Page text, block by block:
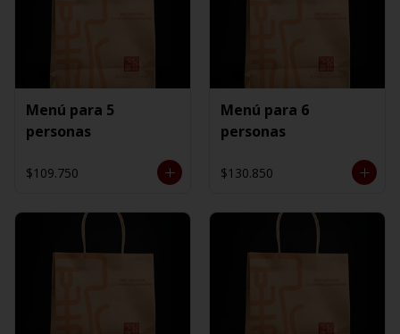
Menú para 5
personas
$109.750
Menú para 6
personas
$130.850